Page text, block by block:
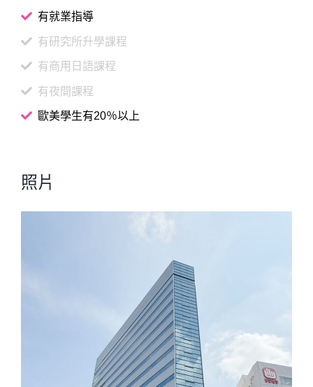
有就業指導
有研究所升學課程
有商用日語課程
有夜間課程
歐美學生有20％以上
照片